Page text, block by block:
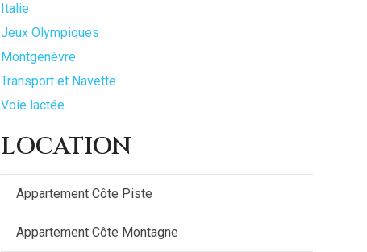
Italie
Jeux Olympiques
Montgenèvre
Transport et Navette
Voie lactée
LOCATION
Appartement Côte Piste
Appartement Côte Montagne